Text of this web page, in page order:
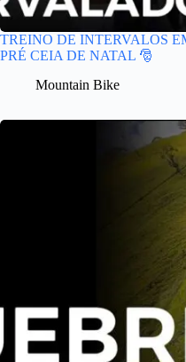
TREINO DE INTERVALOS
PRÉ CEIA DE NATAL 🎅
Mountain Bike